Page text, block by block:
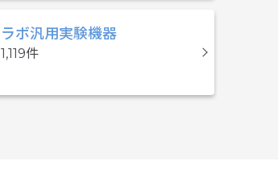
ラボ汎用実験機器
1,119